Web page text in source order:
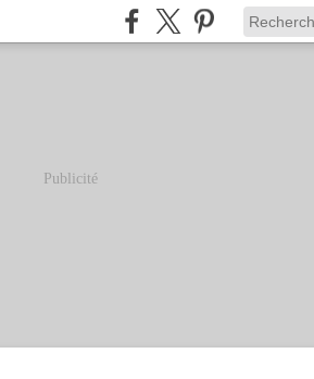
Publicité